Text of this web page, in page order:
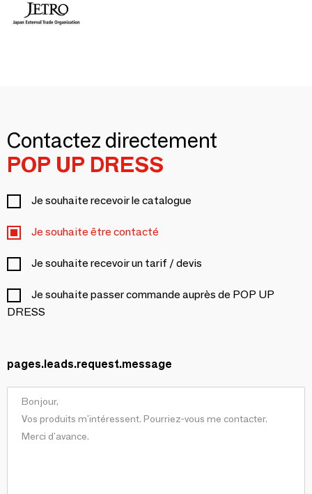
Contactez directement
POP UP DRESS
Je souhaite recevoir le catalogue
Je souhaite être contacté
Je souhaite recevoir un tarif / devis
Je souhaite passer commande auprès de POP UP
DRESS
pages.leads.request.message